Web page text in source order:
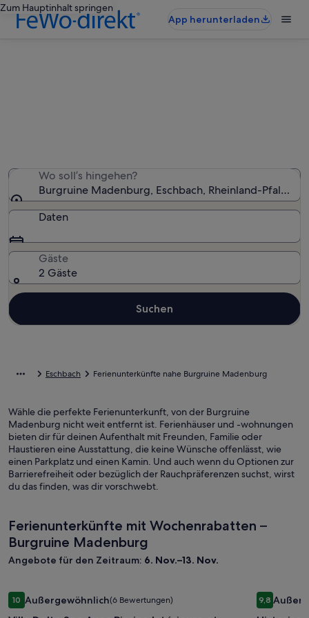
Zum Hauptinhalt springen
App herunterladen
Wo soll’s hingehen?
Burgruine Madenburg, Eschbach, Rheinland-Pfalz,
Daten
Gäste
2 Gäste
Suchen
Eschbach Ferienunterkünfte nahe Burgruine Madenburg
Wähle die perfekte Ferienunterkunft, von der Burgruine
Madenburg nicht weit entfernt ist. Ferienhäuser und -wohnungen
bieten dir für deinen Aufenthalt mit Freunden, Familie oder
Haustieren eine Ausstattung, die keine Wünsche offenlässt, wie
einen Parkplatz und einen Kamin. Und auch wenn du Optionen zur
Barrierefreiheit oder bezüglich der Rauchpräferenzen suchst, wirst
du das finden, was dir vorschwebt.
Ferienunterkünfte mit Wochenrabatten –
Burgruine Madenburg
Angebote für den Zeitraum: 6. Nov.–13. Nov.
Bildergalerie
für
1010 von 10, Außergewöhnlich, (6 Bewertungen)
Außergewöhnlich(6 Bewertungen)
Villa Delta Spa Avec Piscine Intérieure et Baignoire Balnéo
für
9,89,8 von